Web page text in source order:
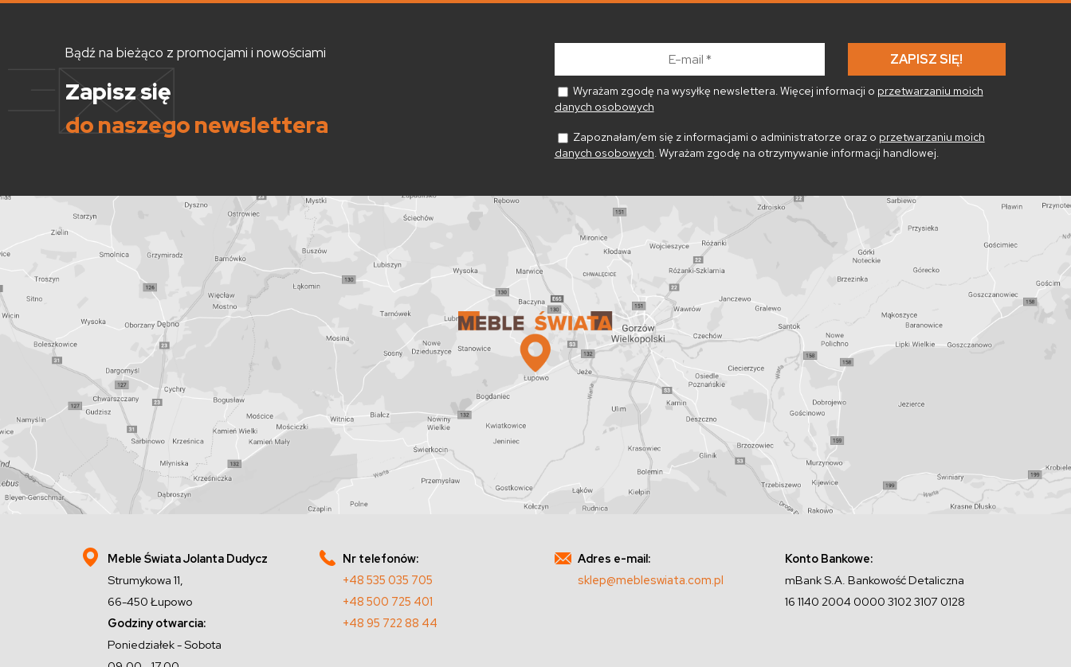
Bądź na bieżąco z promocjami i nowościami
Zapisz się
do naszego newslettera
Wyrażam zgodę na wysyłkę newslettera. Więcej informacji o przetwarzaniu moich
danych osobowych
Zapoznałam/em się z informacjami o administratorze oraz o przetwarzaniu moich
danych osobowych. Wyrażam zgodę na otrzymywanie informacji handlowej.
Meble Świata Jolanta Dudycz
Strumykowa 11,
66-450 Łupowo
Godziny otwarcia:
Poniedziałek - Sobota
Nr telefonów:
+48 535 035 705
+48 500 725 401
+48 95 722 88 44
Adres e-mail:
sklep@mebleswiata.com.pl
Konto Bankowe:
mBank S.A. Bankowość Detaliczna
16 1140 2004 0000 3102 3107 0128